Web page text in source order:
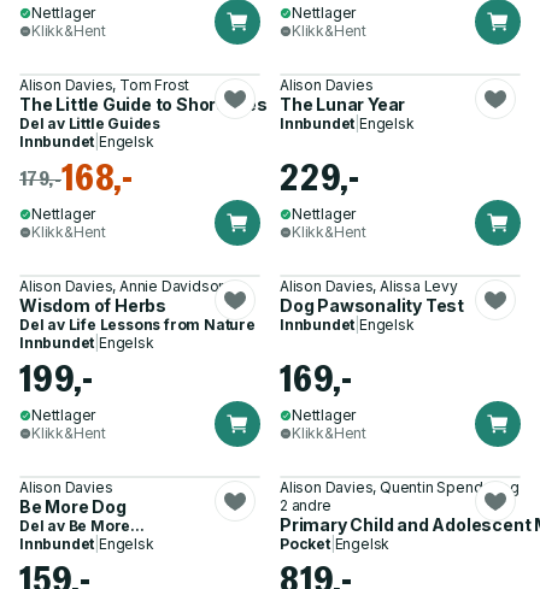
Nettlager
Klikk&Hent
Nettlager
Klikk&Hent
Alison Davies, Tom Frost
The Little Guide to Shorelines
Del av Little Guides
Innbundet |Engelsk
179,-168,-
Nettlager
Klikk&Hent
Alison Davies
The Lunar Year
Innbundet |Engelsk
229,-
Nettlager
Klikk&Hent
Alison Davies, Annie Davidson
Wisdom of Herbs
Del av Life Lessons from Nature
Innbundet |Engelsk
199,-
Nettlager
Klikk&Hent
Alison Davies, Alissa Levy
Dog Pawsonality Test
Innbundet |Engelsk
169,-
Nettlager
Klikk&Hent
Alison Davies
Be More Dog
Del av Be More...
Innbundet |Engelsk
159,-
Alison Davies, Quentin Spender og
2 andre
Primary Child and Adolescent
Pocket| Engelsk
819,-